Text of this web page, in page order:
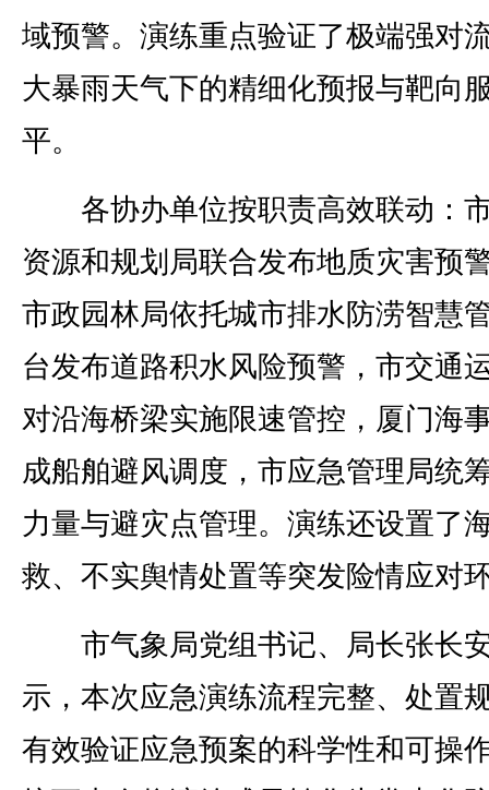
域预警。演练重点验证了极端强对
大暴雨天气下的精细化预报与靶向
平。
各协办单位按职责高效联动：
资源和规划局联合发布地质灾害预
市政园林局依托城市排水防涝智慧
台发布道路积水风险预警，市交通
对沿海桥梁实施限速管控，厦门海
成船舶避风调度，市应急管理局统
力量与避灾点管理。演练还设置了
救、不实舆情处置等突发险情应对
市气象局党组书记、局长张长
示，本次应急演练流程完整、处置
有效验证应急预案的科学性和可操